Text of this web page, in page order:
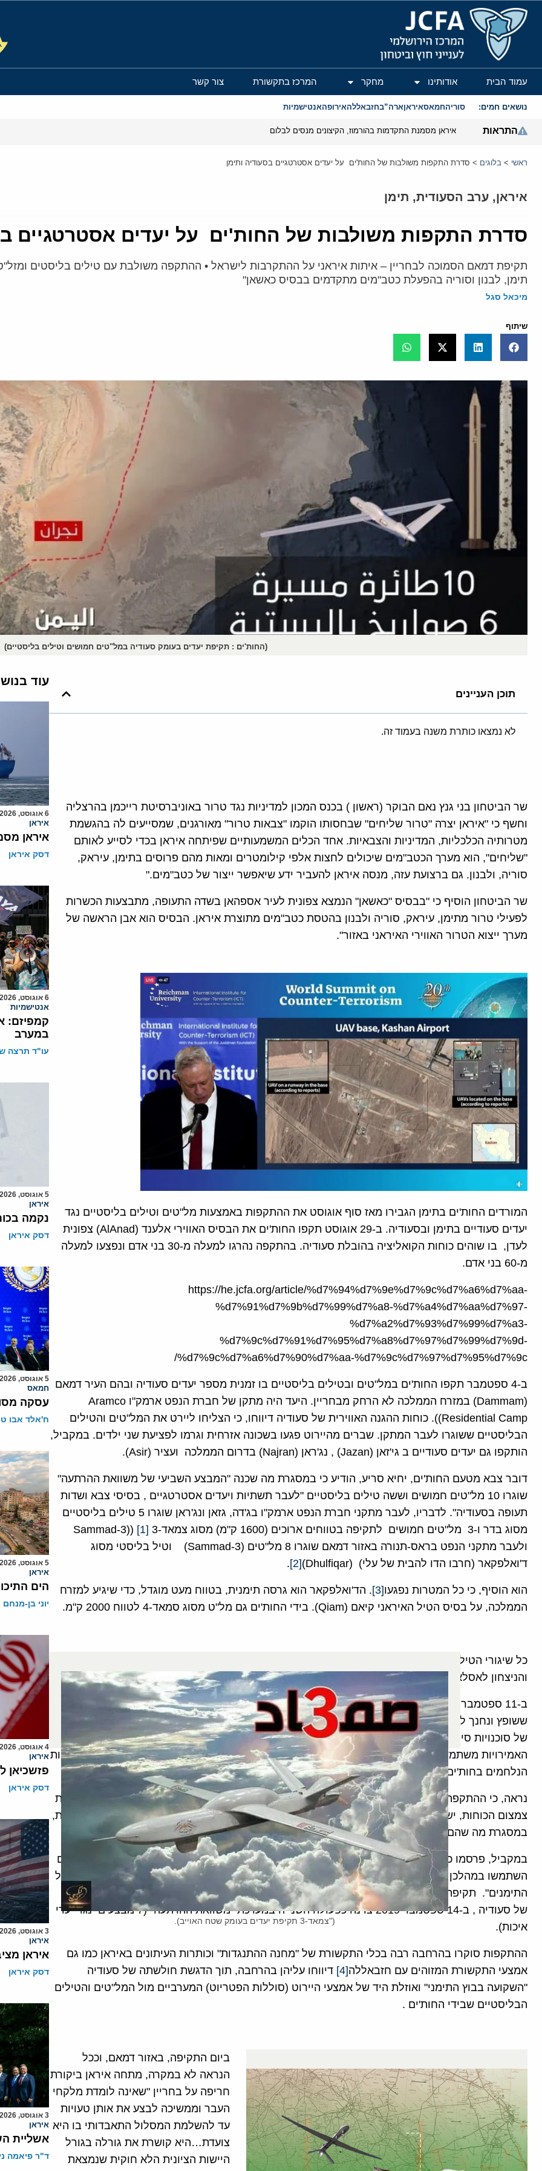
המרכז הירושלמי לענייני חוץ וביטחון
עמוד הבית אודותינו מחקר המרכז בתקשורת צור קשר
נושאים חמים: סוריהחמאסאיראןארה”בחזבאללהאירופהאנטישמיות
התראות איראן מסמנת התקדמות בהורמוז, הקיצונים מנסים לבלום
ראשי > בלוגים > סדרת התקפות משולבות של החות'ים על יעדים אסטרטגיים בסעודיה ותימן
איראן, ערב הסעודית, תימן
סדרת התקפות משולבות של החות'ים על יעדים אסטרטגיים
תקיפת דמאם הסמוכה לבחריין – איתות איראני על ההתקרבות לישראל • ההתקפה משולבת עם טילים בליסטים
תימן, לבנון וסוריה בהפעלת כטב"מים מתקדמים בבסיס כאשאן"
מיכאל סגל
שיתוף
(החות'ים : תקיפת יעדים בעומק סעודיה במל"טים חמושים וטילים בליסטיים)
תוכן העניינים
לא נמצאו כותרת משנה בעמוד זה.
שר הביטחון בני גנץ נאם הבוקר (ראשון ) בכנס המכון למדיניות נגד טרור באוניברסיטת רייכמן בהרצליה
וחשף כי "איראן יצרה "טרור שליחים" שבחסותו הוקמו "צבאות טרור" מאורגנים, שמסייעים לה בהגשמת
מטרותיה הכלכליות, המדיניות והצבאיות. אחד הכלים המשמעותיים שפיתחה איראן בכדי לסייע לאותם
"שליחים", הוא מערך הכטב"מים שיכולים לחצות אלפי קילומטרים ומאות מהם פרוסים בתימן, עיראק,
סוריה, ולבנון. גם ברצועת עזה, מנסה איראן להעביר ידע שיאפשר ייצור של כטב"מים."
שר הביטחון הוסיף כי "בבסיס "כאשאן" הנמצא צפונית לעיר אספהאן בשדה התעופה, מתבצעות הכשרות
לפעילי טרור מתימן, עיראק, סוריה ולבנון בהטסת כטב"מים מתוצרת איראן. הבסיס הוא אבן הראשה של
מערך ייצוא הטרור האווירי האיראני באזור".
המורדים החות'ים בתימן הגבירו מאז סוף אוגוסט את ההתקפות באמצעות מל"טים וטילים בליסטיים נגד
יעדים סעודיים בתימן ובסעודיה. ב-29 אוגוסט תקפו החות'ים את הבסיס האווירי אלענד (AlAnad) צפונית
לעדן, בו שוהים כוחות הקואליציה בהובלת סעודיה. בהתקפה נהרגו למעלה מ-30 בני אדם ונפצעו למעלה
מ-60 בני אדם.
https://he.jcfa.org/article/%d7%94%d7%9e%d7%9c%d7%a6%d7%aa-
%d7%91%d7%9b%d7%99%d7%a8-%d7%a4%d7%aa%d7%97-
%d7%a2%d7%93%d7%99%d7%a3-
%d7%9c%d7%91%d7%95%d7%a8%d7%97%d7%99%d7%9d-
%d7%9c%d7%a6%d7%90%d7%aa-%d7%9c%d7%97%d7%95%d7%9c/
ב-4 ספטמבר תקפו החות'ים במל"טים ובטילים בליסטיים בו זמנית מספר יעדים סעודיה ובהם העיר דמאם
(Dammam) במזרח הממלכה לא הרחק מבחריין. היעד היה מתקן של חברת הנפט ארמק"ו Aramco
Residential Camp)). כוחות ההגנה האווירית של סעודיה דיווחו, כי הצליחו ליירט את המל"טים והטילים
הבליסטיים ששוגרו לעבר המתקן. שברים מהיירוט פגעו בשכונה אזרחית וגרמו לפציעת שני ילדים. במקביל,
הותקפו גם יעדים סעודיים ב גי'זאן (Jazan) , נג'ראן (Najran) בדרום הממלכה ועציר (Asir).
דובר צבא מטעם החות'ים, יחיא סריע, הודיע כי במסגרת מה שכנה "המבצע השביעי של משוואת ההרתעה"
שוגרו 10 מל"טים חמושים וששה טילים בליסטיים "לעבר תשתיות ויעדים אסטרטגיים , בסיסי צבא ושדות
תעופה בסעודיה". לדבריו, לעבר מתקני חברת הנפט ארמק"ו בג'דה, גזאן ונג'ראן שוגרו 5 טילים בליסטיים
מסוג בדר ו-3 מל"טים חמושים לתקיפה בטווחים ארוכים (1600 ק"מ) מסוג צמאד-3 Sammad-3))
[1]
ולעבר מתקני הנפט בראס-תנורה באזור דמאם שוגרו 8 מל"טים (Sammad-3) וטיל בליסטי מסוג
ד'ואלפקאר (חרבו הדו להבית של עלי) (Dhulfiqar)
[2]
.
הוא הוסיף, כי כל המטרות נפגעו[3]
. הד'ואלפקאר הוא גרסה תימנית, בטווח מעט מוגדל, כדי שיגיע למזרח
הממלכה, על בסיס הטיל האיראני קיאם (Qiam). בידי החות'ים גם מל"ט מסוג סמאד-4 לטווח 2000 ק"מ.
("צמאד-3 תקיפת יעדים בעומק שטח האוייב).
כל שיגורי הטילים והמל"טים מלוות בקריאות "אללה אכבר, מוות לארה"ב, מוות לישראל, יקוללו היהודים
והניצחון לאסלאם".
ששופץ ונחנך לאחרונה, השוכן לחוף הים האדום. בתקיפה נפגעו תשתיות אסטרטגיות של הנמל וכן מחסנים
של סוכנויות סיוע בינ"ל ובהם סיוע הומניטרי לעם התימני. אף ארגון לא נטל אחריות להתקפה. איחוד
האמירויות משתמשת בנמל להעברת אמצעי לחימה לתימן ובימים שקדמו להתקפה הועברו כלי רכב לכוחות
הנלחמים בחות'ים באזור חצ'רמות Hadhramaut.
נראה, כי ההתקפה על הנמל נועדה לאותת לאיחוד האמירויות כי להמשך מעורבותה בלחימה בתימן, למרות
צמצום הכוחות, יש מחיר. בתוך כך ממשיכים החות'ים במתקפה במחוז מארב (Marib) , מערבית לחצ'רמות,
במסגרת מה שהם מגדירים מערכת "הניצחון הברור" (אלנצר אלמבין)
במקביל, פרסמו כלי התקשורת החות'ים את הפעולות הקודמות של "משוואת ההרתעה" ואת האמצעים בהם
השתמשו במהלכן תוך הדגשה כי "אין מקום אחד בטוח בעומק הממלכה מפני עוצמת הטילים והמל"טים של
התימנים". תקיפת מתקני הנפט הסעודים האסטרטגיים באבקיק וח'ריץ, בה הושבת מחצית מכוח ההפקה
של סעודיה , ב-14 ספטמבר 2019 צוינה כפעולה השנייה במערכת "משוואת ההרתעה" (7 מבצעים נגד יעדי
איכות).
ההתקפות סוקרו בהרחבה רבה בכלי התקשורת של "מחנה ההתנגדות" וכותרות העיתונים באיראן כמו גם
אמצעי התקשורת המזוהים עם חזבאללה[4]
דיווחו עליהן בהרחבה, תוך הדגשת חולשתה של סעודיה
"השקועה בבוץ התימני" ואוזלת היד של אמצעי היירוט (סוללות הפטריוט) המערביים מול המל"טים והטילים
הבליסטיים שבידי החות'ים .
ביום התקיפה, באזור דמאם, וככל
הנראה לא במקרה, מתחה איראן ביקורת
חריפה על בחריין "שאינה לומדת מלקחי
העבר וממשיכה לבצע את אותן טעויות
עד להשלמת המסלול התאבדותי בו היא
צועדת…היא קושרת את גורלה בגורל
היישות הציונית הלא חוקית שנמצאת
עוד
6 אוגוסט, 2026
איראן
איראן
דסק איראן
6 אוגוסט, 2026
אנטישמיות
קמפיזם:
במערב
עו"ד תרצה
5 אוגוסט, 2026
איראן
נקמה
דסק איראן
5 אוגוסט, 2026
חמאס
עסקה
ח'אלד אבו
5 אוגוסט, 2026
איראן
הים
יוני בן-מנחם
4 אוגוסט, 2026
איראן
פזשכיאן
דסק איראן
3 אוגוסט, 2026
איראן
איראן
דסק איראן
3 אוגוסט, 2026
איראן
אשליית
ד"ר פיאמה